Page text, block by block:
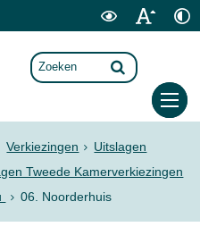
Verkiezingen
Uitslagen
Tweede Kamerverkiezingen
06. Noorderhuis